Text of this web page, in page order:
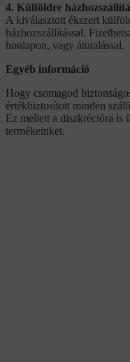
4. Külföldre
A kiválasztott ékszert
házhozszállítással.
honlapon, vagy átutalással.
Egyéb információ
Hogy csomagod
értékbiztosított minden
Ez mellett a diszkrécióra is
termékeinket.